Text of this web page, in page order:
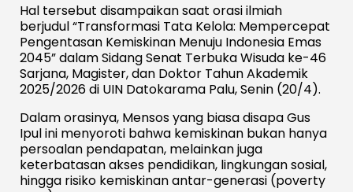
Hal tersebut disampaikan saat orasi ilmiah
berjudul “Transformasi Tata Kelola: Mempercepat
Pengentasan Kemiskinan Menuju Indonesia Emas
2045” dalam Sidang Senat Terbuka Wisuda ke-46
Sarjana, Magister, dan Doktor Tahun Akademik
2025/2026 di UIN Datokarama Palu, Senin (20/4).
Dalam orasinya, Mensos yang biasa disapa Gus
Ipul ini menyoroti bahwa kemiskinan bukan hanya
persoalan pendapatan, melainkan juga
keterbatasan akses pendidikan, lingkungan sosial,
hingga risiko kemiskinan antar-generasi (poverty